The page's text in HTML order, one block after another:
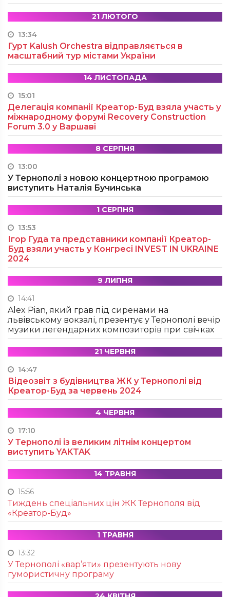
21 ЛЮТОГО
13:34
Гурт Kalush Orchestra відправляється в
масштабний тур містами України
14 ЛИСТОПАДА
15:01
Делегація компанії Креатор-Буд взяла участь у
міжнародному форумі Recovery Construction
Forum 3.0 у Варшаві
8 СЕРПНЯ
13:00
У Тернополі з новою концертною програмою
виступить Наталія Бучинська
1 СЕРПНЯ
13:53
Ігор Гуда та представники компанії Креатор-
Буд взяли участь у Конгресі INVEST IN UKRAINE
2024
9 ЛИПНЯ
14:41
Alex Pian, який грав під сиренами на
львівському вокзалі, презентує у Тернополі вечір
музики легендарних композиторів при свічках
21 ЧЕРВНЯ
14:47
Відеозвіт з будівництва ЖК у Тернополі від
Креатор-Буд за червень 2024
4 ЧЕРВНЯ
17:10
У Тернополі із великим літнім концертом
виступить YAKTAK
14 ТРАВНЯ
15:56
Тиждень спеціальних цін ЖК Тернополя від
«Креатор-Буд»
1 ТРАВНЯ
13:32
У Тернополі «вар’яти» презентують нову
гумористичну програму